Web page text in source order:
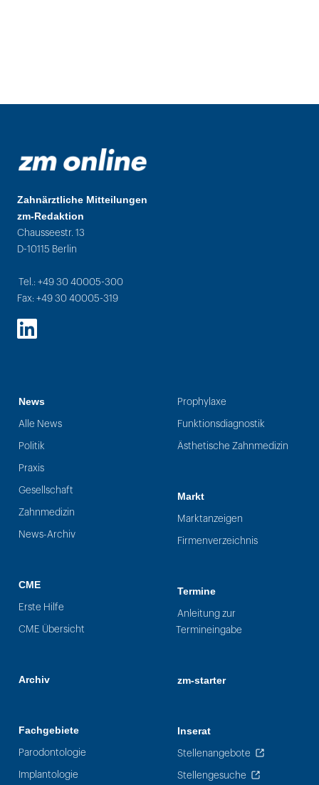
Zahnärztliche Mitteilungen
zm-Redaktion
Chausseestr. 13
D-10115 Berlin
Tel.: +49 30 40005-300
Fax: +49 30 40005-319
LinkedIn
News
Alle News
Politik
Praxis
Gesellschaft
Zahnmedizin
News-Archiv
CME
Erste Hilfe
CME Übersicht
Archiv
Fachgebiete
Parodontologie
Implantologie
Prophylaxe
Funktionsdiagnostik
Ästhetische Zahnmedizin
Markt
Marktanzeigen
Firmenverzeichnis
Termine
Anleitung zur
Termineingabe
zm-starter
Inserat
Stellenangebote
Stellengesuche